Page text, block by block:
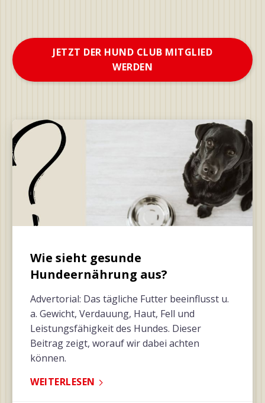
JETZT DER HUND CLUB MITGLIED
WERDEN
Wie sieht gesunde
Hundeernährung aus?
Advertorial: Das tägliche Futter beeinflusst u.
a. Gewicht, Verdauung, Haut, Fell und
Leistungsfähigkeit des Hundes. Dieser
Beitrag zeigt, worauf wir dabei achten
können.
WEITERLESEN